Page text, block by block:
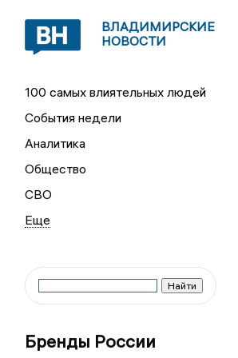
ВЛАДИМИРСКИЕ
НОВОСТИ
100 самых влиятельных людей
События недели
Аналитика
Общество
СВО
Бренды России